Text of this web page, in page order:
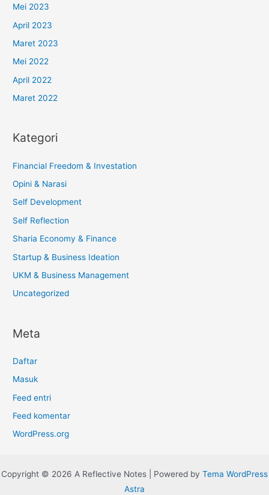
Mei 2023
April 2023
Maret 2023
Mei 2022
April 2022
Maret 2022
Kategori
Financial Freedom & Investation
Opini & Narasi
Self Development
Self Reflection
Sharia Economy & Finance
Startup & Business Ideation
UKM & Business Management
Uncategorized
Meta
Daftar
Masuk
Feed entri
Feed komentar
WordPress.org
Copyright © 2026 A Reflective Notes | Powered by Tema WordPress
Astra